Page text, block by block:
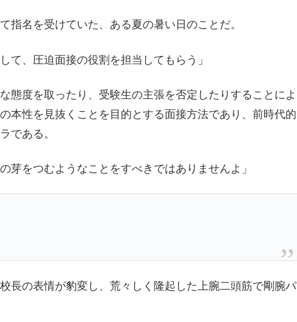
指名を受けていた、ある夏の暑い日のことだ。
て、圧迫面接の役割を担当してもらう」
態度を取ったり、受験生の主張を否定したりすることによ
本性を見抜くことを目的とする面接方法であり、前時代的
である。
芽をつむようなことをすべきではありませんよ」
長の表情が豹変し、荒々しく隆起した上腕二頭筋で剛腕パ